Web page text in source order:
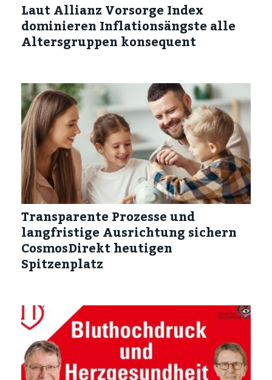
Laut Allianz Vorsorge Index
dominieren Inflationsängste alle
Altersgruppen konsequent
Transparente Prozesse und
langfristige Ausrichtung sichern
CosmosDirekt heutigen
Spitzenplatz